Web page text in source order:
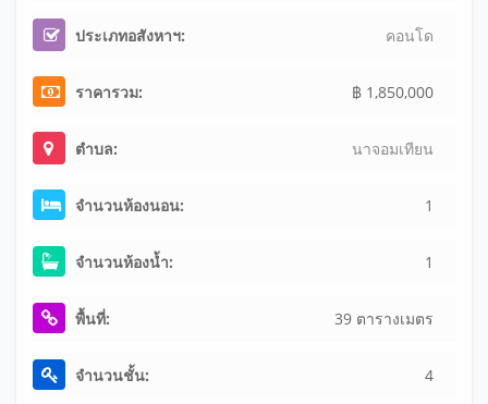
ประเภทอสังหาฯ: คอนโด
ราคารวม: ฿ 1,850,000
ตำบล: นาจอมเทียน
จำนวนห้องนอน: 1
จำนวนห้องน้ำ: 1
พื้นที่: 39 ตารางเมตร
จำนวนชั้น: 4